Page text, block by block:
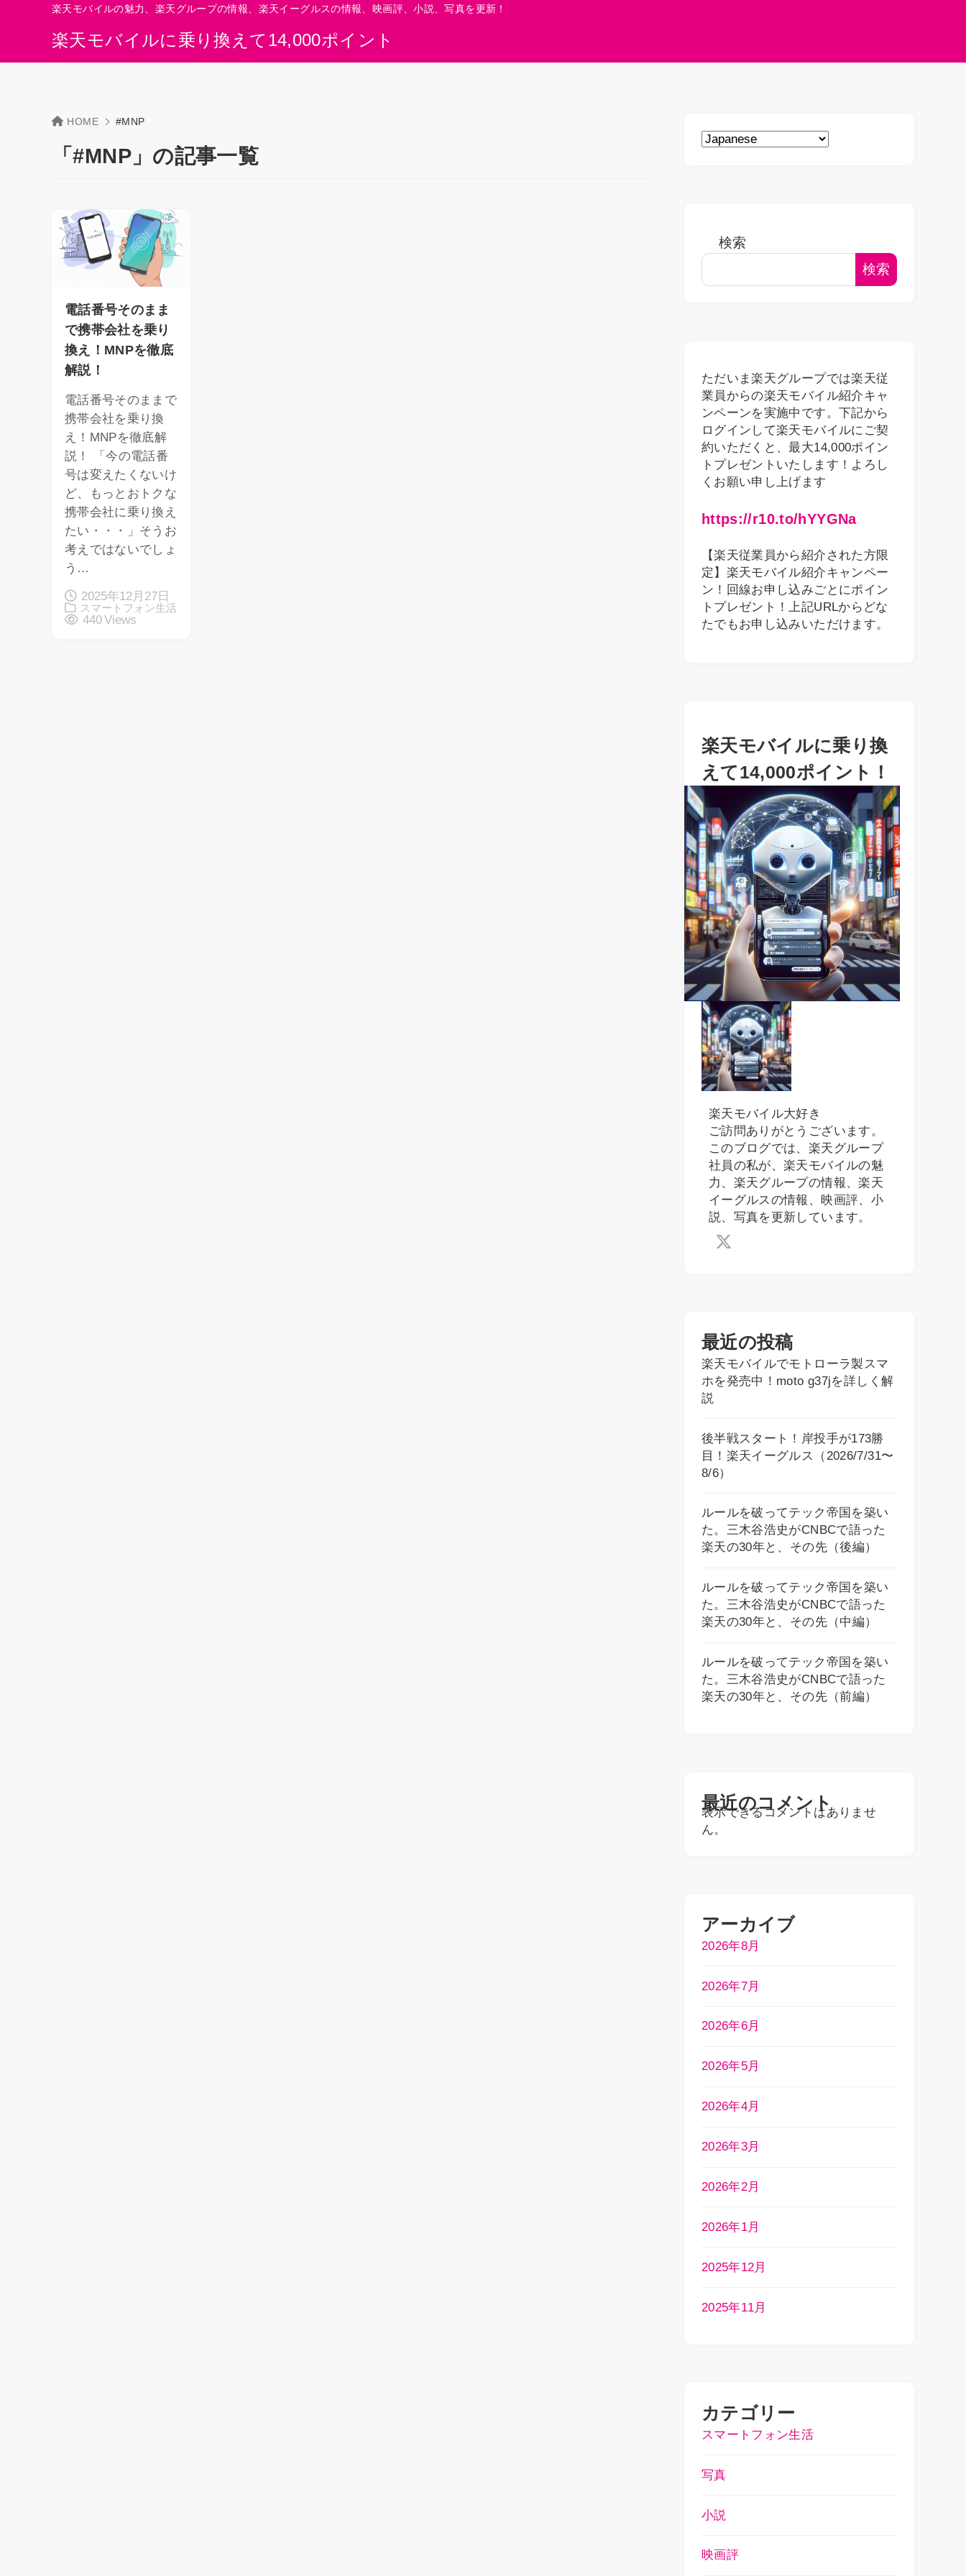
楽天モバイルに乗り換えて14,000ポイント
楽天モバイルの魅力、楽天グループの情報、楽天イーグルスの情報、映画評、小説、写真を更新！
HOME #MNP
「#MNP」の記事一覧
電話番号そのまま
で携帯会社を乗り
換え！MNPを徹底
解説！
電話番号そのままで
携帯会社を乗り換
え！MNPを徹底解
説！ 「今の電話番
号は変えたくないけ
ど、もっとおトクな
携帯会社に乗り換え
たい・・・」そうお
考えではないでしょ
う…
2025年12月27日
スマートフォン生活
440 Views
検索
検索
ただいま楽天グループでは楽天従
業員からの楽天モバイル紹介キャ
ンペーンを実施中です。下記から
ログインして楽天モバイルにご契
約いただくと、最大14,000ポイン
トプレゼントいたします！よろし
くお願い申し上げます
https://r10.to/hYYGNa
【楽天従業員から紹介された方限
定】楽天モバイル紹介キャンペー
ン！回線お申し込みごとにポイン
トプレゼント！上記URLからどな
たでもお申し込みいただけます。
楽天モバイルに乗り換
えて14,000ポイント！
楽天モバイル大好き
ご訪問ありがとうございます。
このブログでは、楽天グループ
社員の私が、楽天モバイルの魅
力、楽天グループの情報、楽天
イーグルスの情報、映画評、小
説、写真を更新しています。
最近の投稿
楽天モバイルでモトローラ製スマ
ホを発売中！moto g37jを詳しく解
説
後半戦スタート！岸投手が173勝
目！楽天イーグルス（2026/7/31〜
8/6）
ルールを破ってテック帝国を築い
た。三木谷浩史がCNBCで語った
楽天の30年と、その先（後編）
ルールを破ってテック帝国を築い
た。三木谷浩史がCNBCで語った
楽天の30年と、その先（中編）
ルールを破ってテック帝国を築い
た。三木谷浩史がCNBCで語った
楽天の30年と、その先（前編）
最近のコメント
表示できるコメントはありませ
ん。
アーカイブ
2026年8月
2026年7月
2026年6月
2026年5月
2026年4月
2026年3月
2026年2月
2026年1月
2025年12月
2025年11月
カテゴリー
スマートフォン生活
写真
小説
映画評